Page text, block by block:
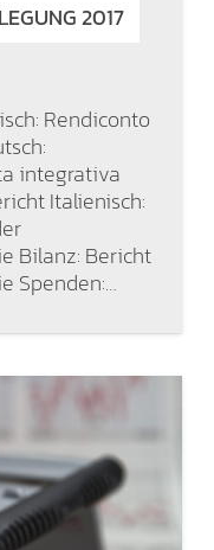
2017
Rendiconto
integrativa
Italienisch:
Bilanz: Bericht
Spenden:…